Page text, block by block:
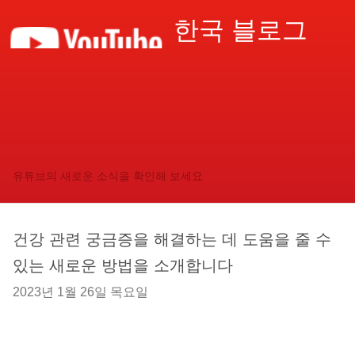
한국 블로그
유튜브의 새로운 소식을 확인해 보세요
건강 관련 궁금증을 해결하는 데 도움을 줄 수
있는 새로운 방법을 소개합니다
2023년 1월 26일 목요일